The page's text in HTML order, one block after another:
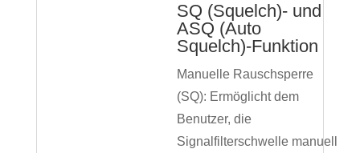
SQ (Squelch)- und
ASQ (Auto
Squelch)-Funktion
Manuelle Rauschsperre
(SQ): Ermöglicht dem
Benutzer, die
Signalfilterschwelle manuell